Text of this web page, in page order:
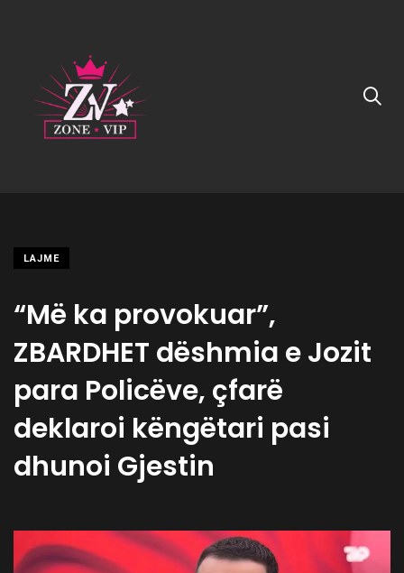
LAJME
“Më ka provokuar”,
ZBARDHET dëshmia e Jozit
para Policëve, çfarë
deklaroi këngëtari pasi
dhunoi Gjestin